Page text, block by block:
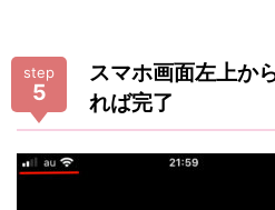
step
5
スマホ画面左上か
れば完了